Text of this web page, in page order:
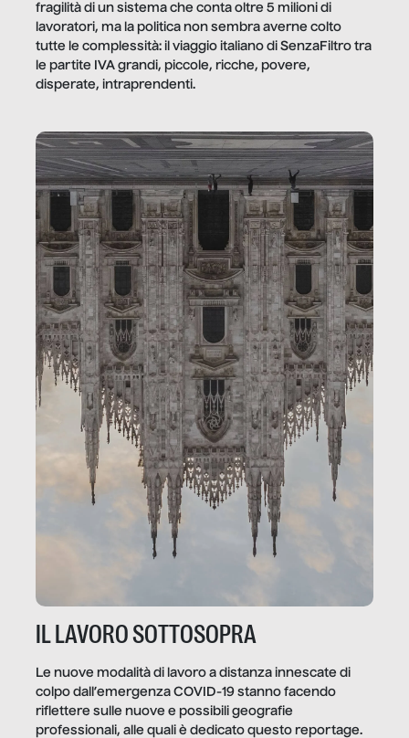
fragilità di un sistema che conta oltre 5 milioni di
lavoratori, ma la politica non sembra averne colto
tutte le complessità: il viaggio italiano di SenzaFiltro tra
le partite IVA grandi, piccole, ricche, povere,
disperate, intraprendenti.
IL LAVORO SOTTOSOPRA
Le nuove modalità di lavoro a distanza innescate di
colpo dall’emergenza COVID-19 stanno facendo
riflettere sulle nuove e possibili geografie
professionali, alle quali è dedicato questo reportage.